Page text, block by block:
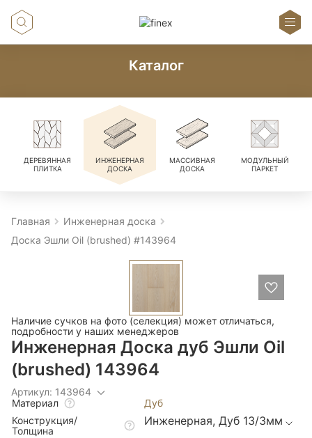
Каталог
ДЕРЕВЯННАЯ
ПЛИТКА
ИНЖЕНЕРНАЯ
ДОСКА
МАССИВНАЯ
ДОСКА
МОДУЛЬНЫЙ
ПАРКЕТ
Главная
Инженерная доска
Доска Эшли Oil (brushed) #143964
Наличие сучков на фото (селекция) может отличаться,
подробности у наших менеджеров
Инженерная Доска дуб Эшли Oil
(brushed) 143964
Артикул: 143964
Материал
Дуб
Конструкция/
Толщина
Инженерная, Дуб 13/3мм